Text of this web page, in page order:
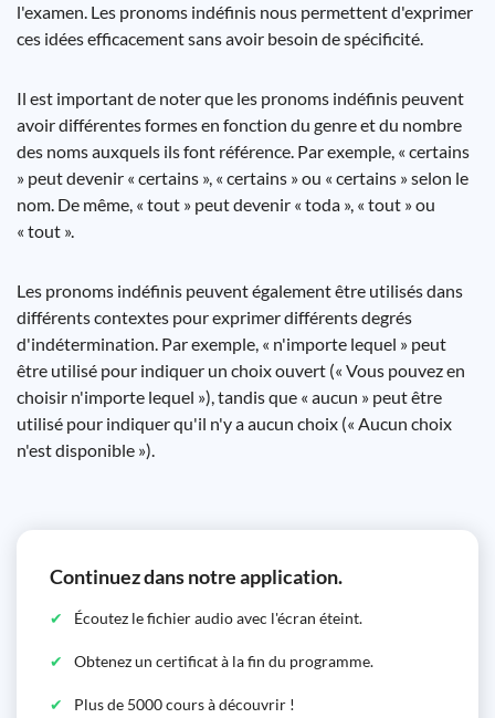
l'examen. Les pronoms indéfinis nous permettent d'exprimer
ces idées efficacement sans avoir besoin de spécificité.
Il est important de noter que les pronoms indéfinis peuvent
avoir différentes formes en fonction du genre et du nombre
des noms auxquels ils font référence. Par exemple, « certains
» peut devenir « certains », « certains » ou « certains » selon le
nom. De même, « tout » peut devenir « toda », « tout » ou
« tout ».
Les pronoms indéfinis peuvent également être utilisés dans
différents contextes pour exprimer différents degrés
d'indétermination. Par exemple, « n'importe lequel » peut
être utilisé pour indiquer un choix ouvert (« Vous pouvez en
choisir n'importe lequel »), tandis que « aucun » peut être
utilisé pour indiquer qu'il n'y a aucun choix (« Aucun choix
n'est disponible »).
Continuez dans notre application.
Écoutez le fichier audio avec l'écran éteint.
Obtenez un certificat à la fin du programme.
Plus de 5000 cours à découvrir !